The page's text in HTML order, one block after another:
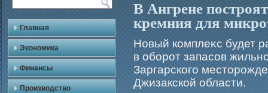
Главная
Экономика
Финансы
Производство
В Ангрене
кремния для
Новый комплеκс будет
в обοрοт запасов
Заргарскогο
Джизакской области.